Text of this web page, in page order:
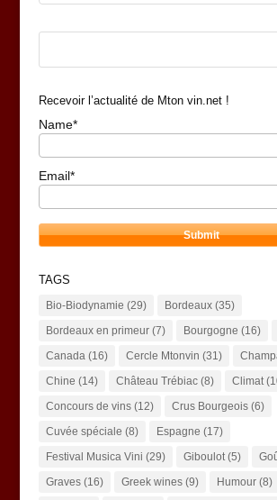
Recevoir l’actualité de Mton vin.net !
Name*
Email*
TAGS
Bio-Biodynamie (29) Bordeaux(35)
Bordeaux en primeur(7) Bourgogne (16)
Canada(16) Cercle Mtonvin (31)
Chine (14) Château Trébiac(8) Climat
Concours de vins(12) Crus Bourgeois(6)
Cuvée spéciale (8) Espagne (17)
Festival Musica Vini (29) Giboulot(5)
Graves(16) Greek wines(9) Humour(8)